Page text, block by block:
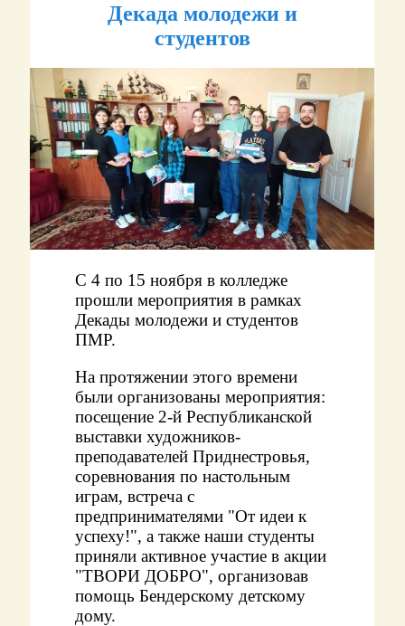
Декада молодежи и
студентов
С 4 по 15 ноября в колледже
прошли мероприятия в рамках
Декады молодежи и студентов
ПМР.
На протяжении этого времени
были организованы мероприятия:
посещение 2-й Республиканской
выставки художников-
преподавателей Приднестровья,
соревнования по настольным
играм, встреча с
предпринимателями "От идеи к
успеху!", а также наши студенты
приняли активное участие в акции
"ТВОРИ ДОБРО", организовав
помощь Бендерскому детскому
дому.